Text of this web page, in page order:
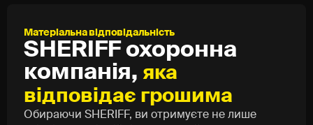
«на трохи», яке затягується на місяці. На ТО інженери
бачать, які сповіщувачі «сліпнуть», які шлейфи
регулярно падають у помилку, що записує
центральний прилад, і усувають це до того, як
система перестане працювати в критичний момент.
Матеріальна відповідальність
SHERIFF охоронна
компанія, яка
відповідає грошима
Обираючи SHERIFF, ви отримуєте не лише